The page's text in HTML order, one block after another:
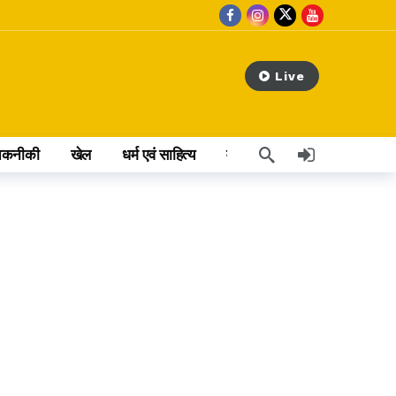
Live
खेल धर्म एवं साहित्य वेब स्टोरी अन्य खबर